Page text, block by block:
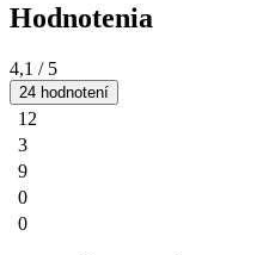
Hodnotenia
4,1 / 5
24 hodnotení
12
3
9
0
0